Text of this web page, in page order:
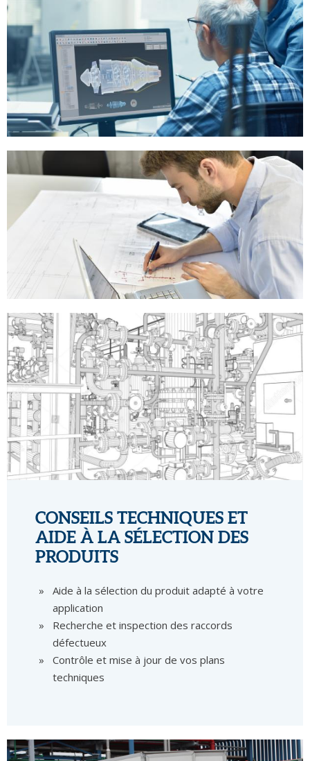
CONSEILS TECHNIQUES ET
AIDE À LA SÉLECTION DES
PRODUITS
Aide à la sélection du produit adapté à votre
application
Recherche et inspection des raccords
défectueux
Contrôle et mise à jour de vos plans
techniques